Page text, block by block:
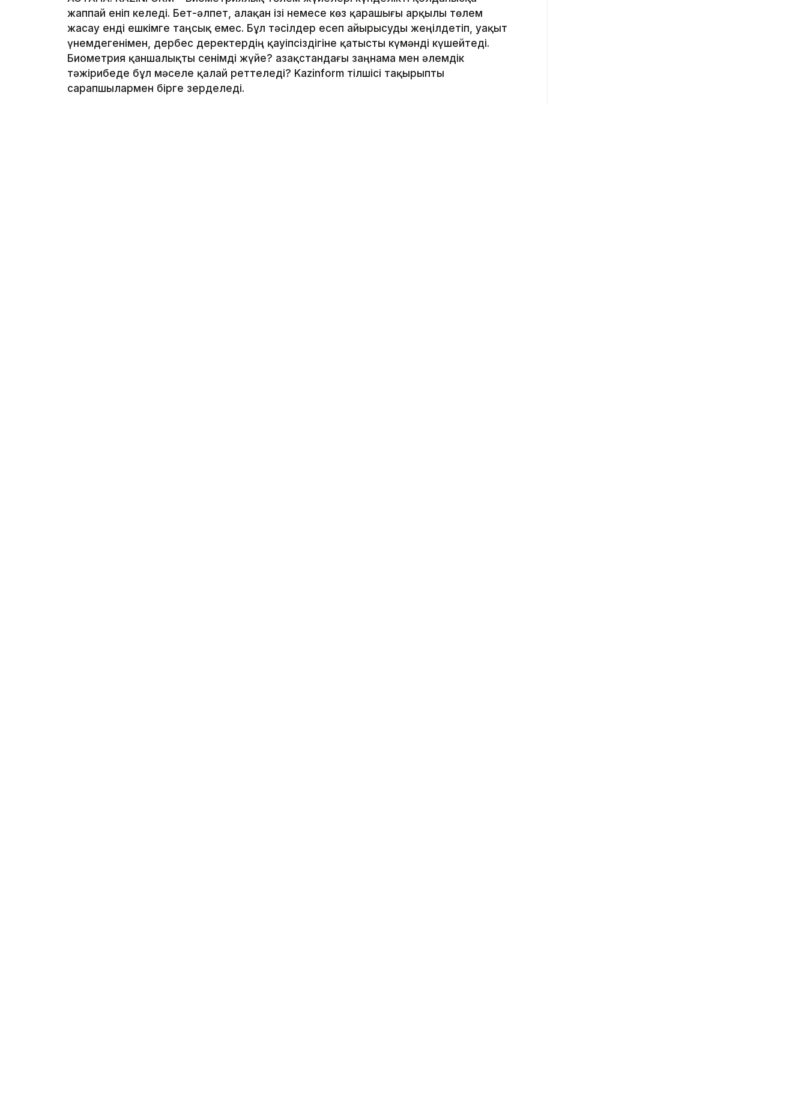
жаппай еніп келеді. Бет-әлпет, алақан ізі немесе көз қарашығы арқылы төлем
жасау енді ешкімге таңсық емес. Бұл тәсілдер есеп айырысуды жеңілдетіп, уақыт
үнемдегенімен, дербес деректердің қауіпсіздігіне қатысты күмәнді күшейтеді.
Биометрия қаншалықты сенімді жүйе? Қазақстандағы заңнама мен әлемдік
тәжірибеде бұл мәселе қалай реттеледі? Kazinform тілшісі тақырыпты
сарапшылармен бірге зерделеді.